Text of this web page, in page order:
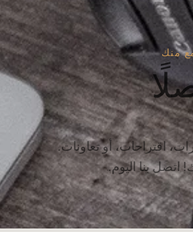
منك
اقتراحات، أو تعاونات.
بنا اليوم.